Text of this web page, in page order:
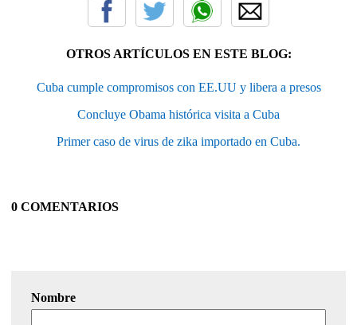
OTROS ARTÍCULOS EN ESTE BLOG:
Cuba cumple compromisos con EE.UU y libera a presos
Concluye Obama histórica visita a Cuba
Primer caso de virus de zika importado en Cuba.
0 COMENTARIOS
Nombre